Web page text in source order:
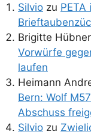
Silvio zu
Brigitte Hübner
Vorwürfe
laufen
Heimann
Bern: Wolf
Abschuss
Silvio zu